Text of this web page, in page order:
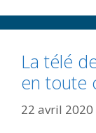
La télé
en toute
22 avril 2020